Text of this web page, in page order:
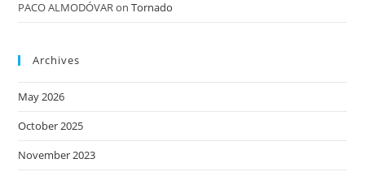
PACO ALMODÓVARonTornado
Archives
May 2026
October 2025
November 2023